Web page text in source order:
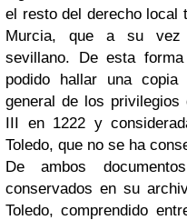
el resto del derecho local
Murcia, que a su vez
sevillano. De esta
podido hallar una
general de los privilegios
III en 1222 y
Toledo, que no se ha
De ambos
conservados en su
Toledo, comprendido